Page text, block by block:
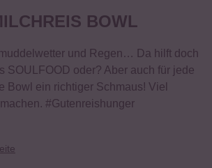
BOWL
und Regen… Da hilft doch
SOULFOOD oder? Aber auch für jede
Bowl ein richtiger Schmaus! Viel
#Gutenreishunger